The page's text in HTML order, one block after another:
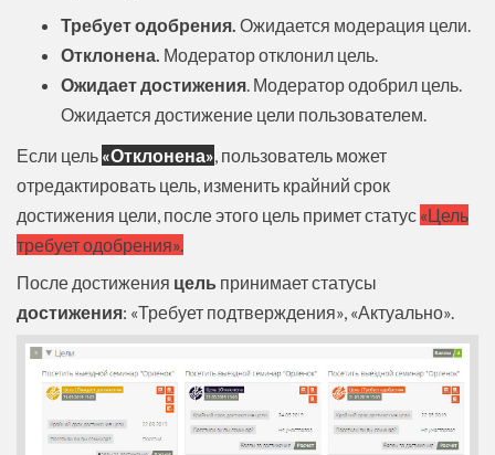
Требует одобрения. Ожидается модерация цели.
Отклонена. Модератор отклонил цель.
Ожидает достижения . Модератор одобрил цель.
Ожидается достижение цели пользователем.
Если цель «Отклонена» , пользователь может
отредактировать цель, изменить крайний срок
достижения цели, после этого цель примет статус «Цель
требует одобрения».
После достижения цель принимает статусы
достижения: «Требует подтверждения», «Актуально».